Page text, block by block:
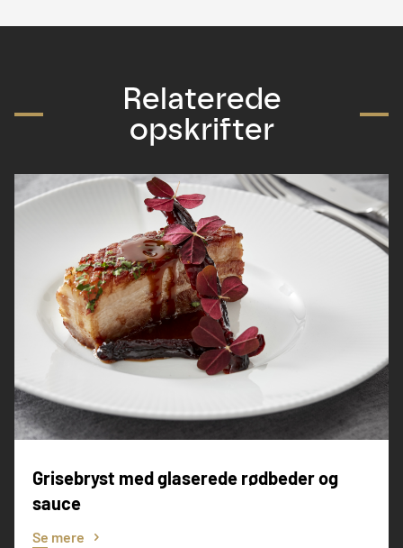
Relaterede
opskrifter
Grisebryst med glaserede rødbeder og
sauce
Se mere